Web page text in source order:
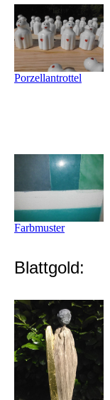
Porzellantrottel
Farbmuster
Blattgold: